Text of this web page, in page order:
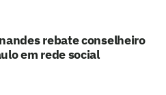
rebate conselheiro
em rede social